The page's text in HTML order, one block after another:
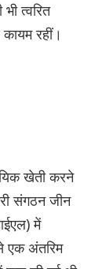
त्वरित
रहीं।
खेती करने
संगठन जीन
में
एक अंतरिम